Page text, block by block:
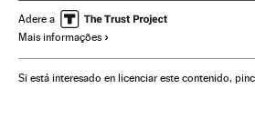
Feminismo Machismo Parlamento
Movimentos sociais
Relações gênero Mulheres Televisão
Adere a
Mais informações
Si está interesado en licenciar este contenido,